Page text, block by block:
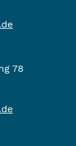
78